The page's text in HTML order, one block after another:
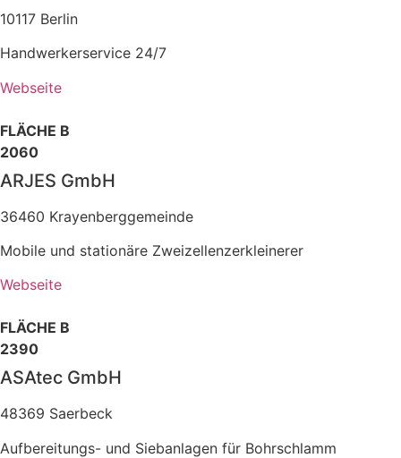
10117 Berlin
Handwerkerservice 24/7
Webseite
FLÄCHE B
2060
ARJES GmbH
36460 Krayenberggemeinde
Mobile und stationäre Zweizellenzerkleinerer
Webseite
FLÄCHE B
2390
ASAtec GmbH
48369 Saerbeck
Aufbereitungs- und Siebanlagen für Bohrschlamm